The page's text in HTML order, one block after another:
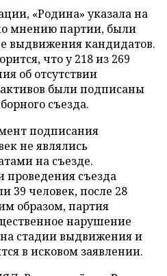
«Родина» указала на
мнению партии, были
выдвижения кандидатов.
что у 218 из 269
об отсутствии
были подписаны
съезда.
подписания
не являлись
на съезде.
проведения съезда
39 человек, после 28
образом, партия
нарушение
стадии выдвижения и
в исковом заявлении.